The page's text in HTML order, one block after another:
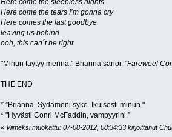
Here come the sleepless nights
Here come the tears I’m gonna cry
Here comes the last goodbye
leaving us behind
ooh, this can´t be right
"Minun täytyy mennä." Brianna sanoi. ”Fareweel
THE END
* ”Brianna. Sydämeni syke. Ikuisesti minun."
* "Hyvästi Conri McFaddin, vampyyrini.”
« Viimeksi muokattu: 07-08-2012, 08:34:33 kirjoittanut